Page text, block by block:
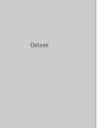
Ostsee